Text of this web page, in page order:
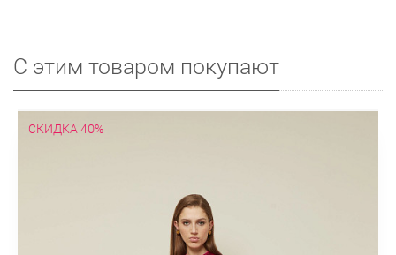
С этим товаром покупают
СКИДКА 40%